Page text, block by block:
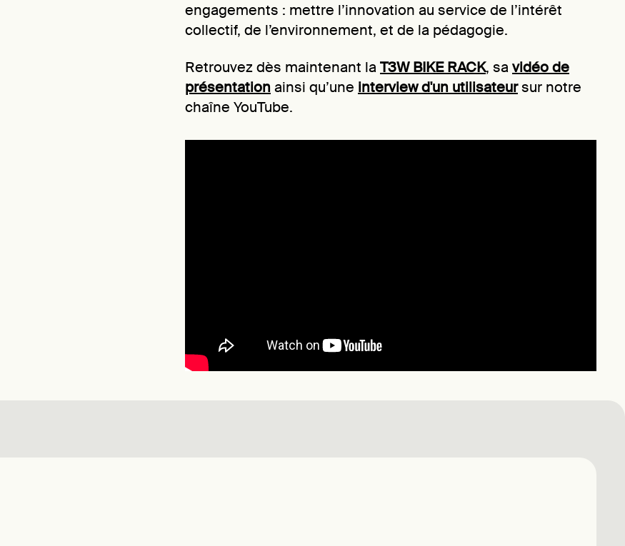
engagements : mettre l’innovation au service de l’intérêt
collectif, de l’environnement, et de la pédagogie.
Retrouvez dès maintenant la T3W BIKE RACK, sa vidéo de
présentationainsi qu’une interview d'un utilisateursur notre
chaîne YouTube.